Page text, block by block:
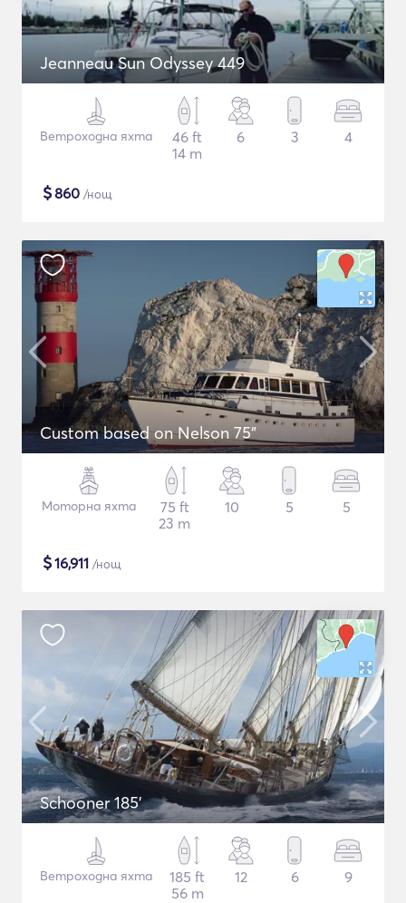
Jeanneau Sun Odyssey 449
Ветроходна яхта
46 ft
14 m
6 3 4
$860 /нощ
Custom based on Nelson 75"
Моторна яхта
75 ft
23 m
10 5 5
$16,911 /нощ
Schooner 185'
Ветроходна яхта
185 ft
56 m
12 6 9